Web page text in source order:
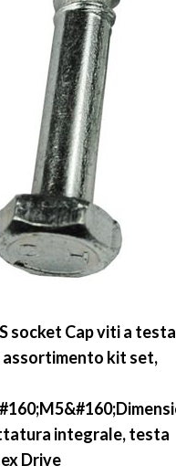
socket Cap viti a testa
assortimento kit set,
integrale, testa
Drive